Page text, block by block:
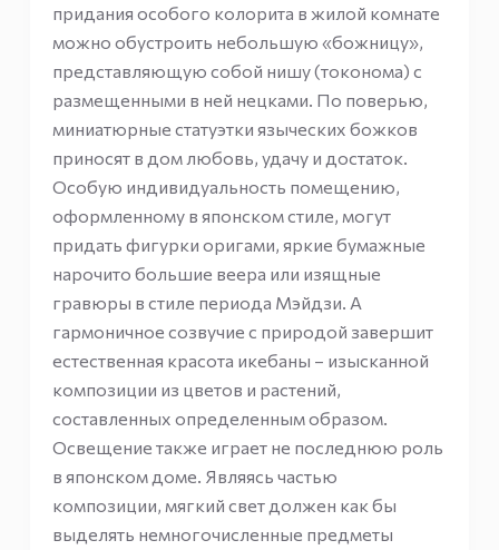
придания особого колорита в жилой комнате
можно обустроить небольшую «божницу»,
представляющую собой нишу (токонома) с
размещенными в ней нецками. По поверью,
миниатюрные статуэтки языческих божков
приносят в дом любовь, удачу и достаток.
Особую индивидуальность помещению,
оформленному в японском стиле, могут
придать фигурки оригами, яркие бумажные
нарочито большие веера или изящные
гравюры в стиле периода Мэйдзи. А
гармоничное созвучие с природой завершит
естественная красота икебаны – изысканной
композиции из цветов и растений,
составленных определенным образом.
Освещение также играет не последнюю роль
в японском доме. Являясь частью
композиции, мягкий свет должен как бы
выделять немногочисленные предметы